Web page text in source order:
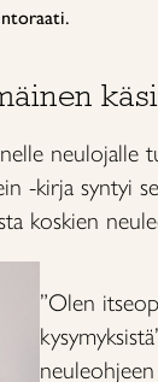
neulojalle
-kirja syntyi
koskien
”Olen